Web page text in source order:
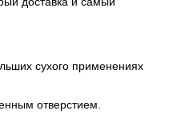
сухого применениях
отверстием.